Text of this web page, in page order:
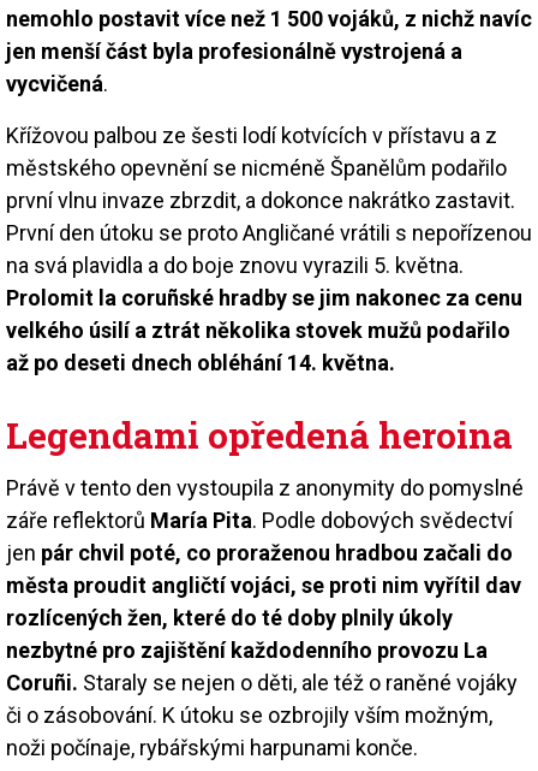
nemohlo postavit více než 1 500 vojáků, z nichž navíc
jen menší část byla profesionálně vystrojená a
vycvičená.
Křížovou palbou ze šesti lodí kotvících v přístavu a z
městského opevnění se nicméně Španělům podařilo
první vlnu invaze zbrzdit, a dokonce nakrátko zastavit.
První den útoku se proto Angličané vrátili s nepořízenou
na svá plavidla a do boje znovu vyrazili 5. května.
Prolomit la coruñské hradby se jim nakonec za cenu
velkého úsilí a ztrát několika stovek mužů podařilo
až po deseti dnech obléhání 14. května.
Legendami opředená heroina
Právě v tento den vystoupila z anonymity do pomyslné
záře reflektorů María Pita. Podle dobových svědectví
jen pár chvil poté, co proraženou hradbou začali do
města proudit angličtí vojáci, se proti nim vyřítil dav
rozlícených žen, které do té doby plnily úkoly
nezbytné pro zajištění každodenního provozu La
Coruñi. Staraly se nejen o děti, ale též o raněné vojáky
či o zásobování. K útoku se ozbrojily vším možným,
noži počínaje, rybářskými harpunami konče.